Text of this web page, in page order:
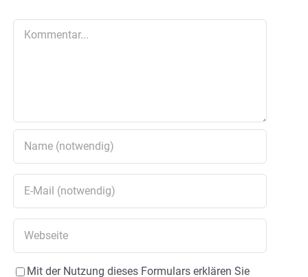
Mit der Nutzung dieses Formulars erklären Sie